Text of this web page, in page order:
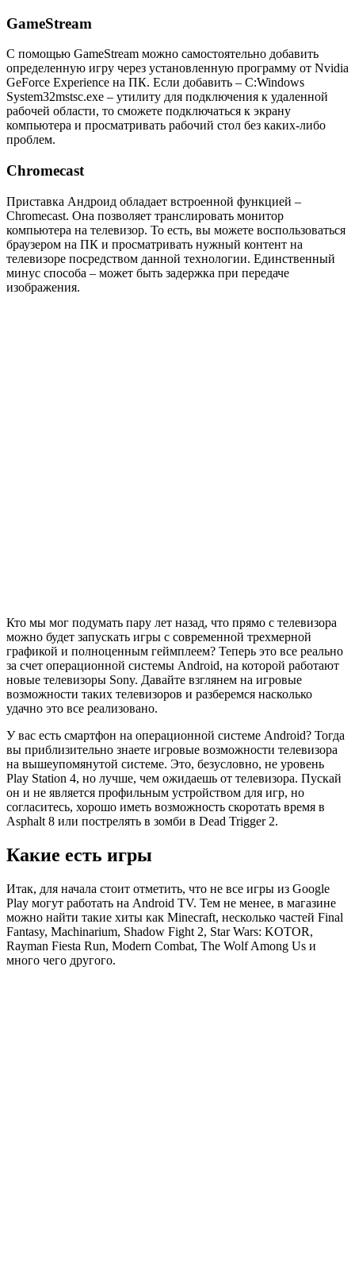
GameStream
С помощью GameStream можно самостоятельно добавить
определенную игру через установленную программу от Nvidia
GeForce Experience на ПК. Если добавить – C:Windows
System32mstsc.exe – утилиту для подключения к удаленной
рабочей области, то сможете подключаться к экрану
компьютера и просматривать рабочий стол без каких-либо
проблем.
Chromecast
Приставка Андроид обладает встроенной функцией –
Chromecast. Она позволяет транслировать монитор
компьютера на телевизор. То есть, вы можете воспользоваться
браузером на ПК и просматривать нужный контент на
телевизоре посредством данной технологии. Единственный
минус способа – может быть задержка при передаче
изображения.
Кто мы мог подумать пару лет назад, что прямо с телевизора
можно будет запускать игры с современной трехмерной
графикой и полноценным геймплеем? Теперь это все реально
за счет операционной системы Android, на которой работают
новые телевизоры Sony. Давайте взглянем на игровые
возможности таких телевизоров и разберемся насколько
удачно это все реализовано.
У вас есть смартфон на операционной системе Android? Тогда
вы приблизительно знаете игровые возможности телевизора
на вышеупомянутой системе. Это, безусловно, не уровень
Play Station 4, но лучше, чем ожидаешь от телевизора. Пускай
он и не является профильным устройством для игр, но
согласитесь, хорошо иметь возможность скоротать время в
Asphalt 8 или пострелять в зомби в Dead Trigger 2.
Какие есть игры
Итак, для начала стоит отметить, что не все игры из Google
Play могут работать на Android TV. Тем не менее, в магазине
можно найти такие хиты как Minecraft, несколько частей Final
Fantasy, Machinarium, Shadow Fight 2, Star Wars: KOTOR,
Rayman Fiesta Run, Modern Combat, The Wolf Among Us и
много чего другого.